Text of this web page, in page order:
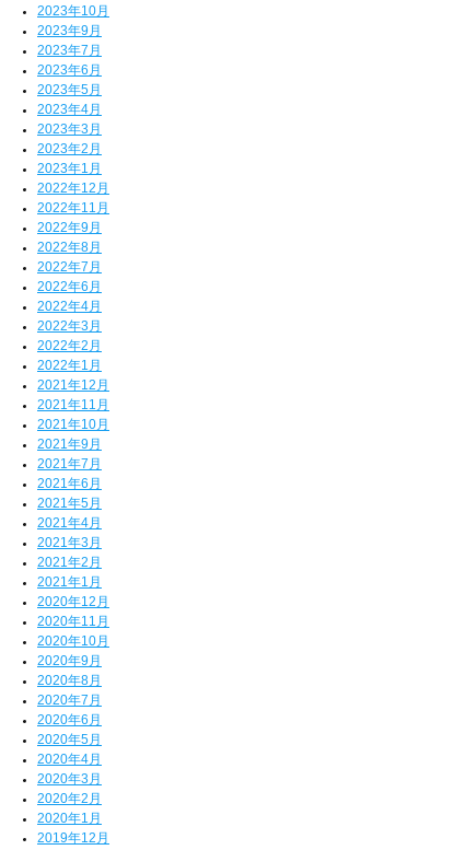
2023年10月
2023年9月
2023年7月
2023年6月
2023年5月
2023年4月
2023年3月
2023年2月
2023年1月
2022年12月
2022年11月
2022年9月
2022年8月
2022年7月
2022年6月
2022年4月
2022年3月
2022年2月
2022年1月
2021年12月
2021年11月
2021年10月
2021年9月
2021年7月
2021年6月
2021年5月
2021年4月
2021年3月
2021年2月
2021年1月
2020年12月
2020年11月
2020年10月
2020年9月
2020年8月
2020年7月
2020年6月
2020年5月
2020年4月
2020年3月
2020年2月
2020年1月
2019年12月